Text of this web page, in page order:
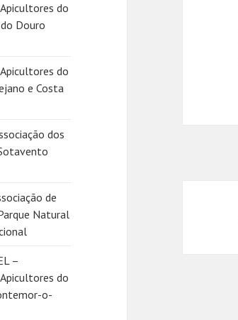
do
Douro
do
e Costa
dos
de
Natural
–
do
o-